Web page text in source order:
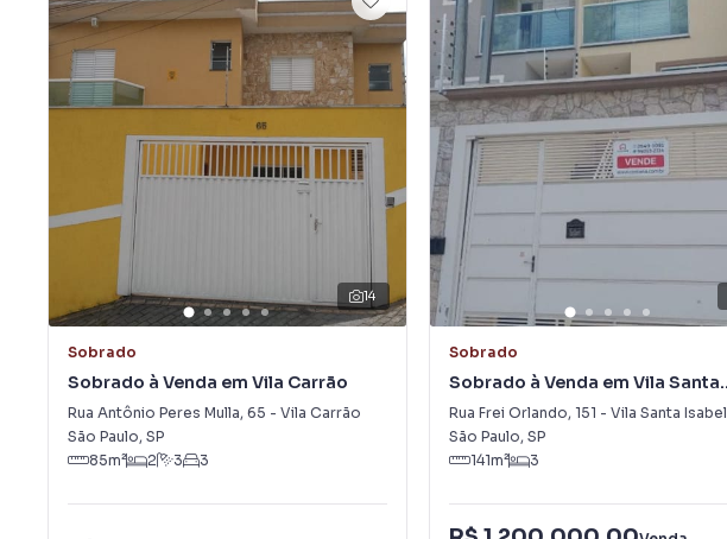
14
Sobrado
Sobrado à Venda em Vila Carrão
Rua Antônio Peres Mulla, 65 - Vila Carrão
São Paulo, SP
85m² 2 3 3
Sobrado
Sobrado à Venda em Vila Santa
Isabel
Rua Frei Orlando, 151 - Vila Santa Isabel
São Paulo, SP
141m² 3